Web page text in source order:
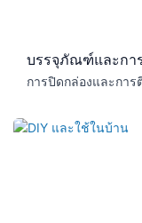
บรรจุภัณฑ์และกา
การปิดกล่องและกา